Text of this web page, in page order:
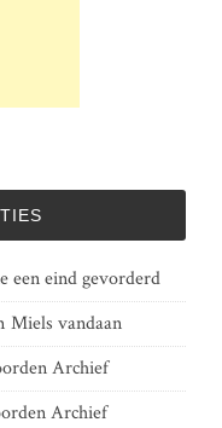
een eind gevorderd
Miels vandaan
Archief
Archief